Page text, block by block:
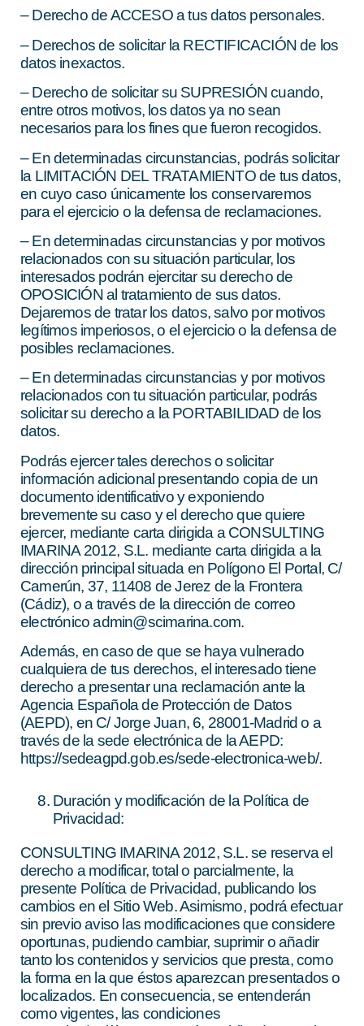
– Derecho de ACCESO a tus datos personales.
– Derechos de solicitar la RECTIFICACIÓN de los
datos inexactos.
– Derecho de solicitar su SUPRESIÓN cuando,
entre otros motivos, los datos ya no sean
necesarios para los fines que fueron recogidos.
– En determinadas circunstancias, podrás solicitar
la LIMITACIÓN DEL TRATAMIENTO de tus datos,
en cuyo caso únicamente los conservaremos
para el ejercicio o la defensa de reclamaciones.
– En determinadas circunstancias y por motivos
relacionados con su situación particular, los
interesados podrán ejercitar su derecho de
OPOSICIÓN al tratamiento de sus datos.
Dejaremos de tratar los datos, salvo por motivos
legítimos imperiosos, o el ejercicio o la defensa de
posibles reclamaciones.
– En determinadas circunstancias y por motivos
relacionados con tu situación particular, podrás
solicitar su derecho a la PORTABILIDAD de los
datos.
Podrás ejercer tales derechos o solicitar
información adicional presentando copia de un
documento identificativo y exponiendo
brevemente su caso y el derecho que quiere
ejercer, mediante carta dirigida a CONSULTING
IMARINA 2012, S.L. mediante carta dirigida a la
dirección principal situada en Polígono El Portal, C/
Camerún, 37, 11408 de Jerez de la Frontera
(Cádiz), o a través de la dirección de correo
electrónico admin@scimarina.com.
Además, en caso de que se haya vulnerado
cualquiera de tus derechos, el interesado tiene
derecho a presentar una reclamación ante la
Agencia Española de Protección de Datos
(AEPD), en C/ Jorge Juan, 6, 28001-Madrid o a
través de la sede electrónica de la AEPD:
https://sedeagpd.gob.es/sede-electronica-web/.
Duración y modificación de la Política de
Privacidad:
CONSULTING IMARINA 2012, S.L.se reserva el
derecho a modificar, total o parcialmente, la
presente Política de Privacidad, publicando los
cambios en el Sitio Web. Asimismo, podrá efectuar
sin previo aviso las modificaciones que considere
oportunas, pudiendo cambiar, suprimir o añadir
tanto los contenidos y servicios que presta, como
la forma en la que éstos aparezcan presentados o
localizados. En consecuencia, se entenderán
como vigentes, las condiciones